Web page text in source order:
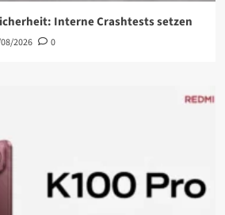
Interne Crashtests setzen
2026 0